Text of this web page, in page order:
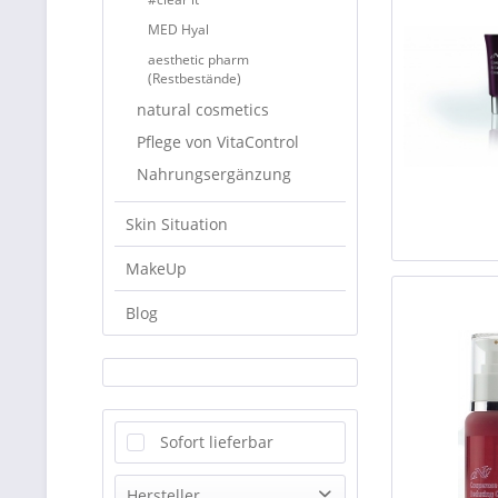
MED Hyal
aesthetic pharm
(Restbestände)
natural cosmetics
Pflege von VitaControl
Nahrungsergänzung
Skin Situation
MakeUp
Blog
Sofort lieferbar